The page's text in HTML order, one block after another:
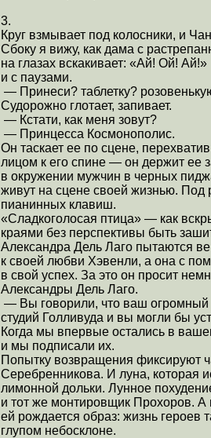
3.
Круг взмывает под колосники, и
Сбоку я вижу, как дама с
на глазах вскакивает: «Ай! Ой!
и с паузами.
— Принеси? таблетку?
Судорожно глотает, запивает.
— Кстати, как меня зовут?
— Принцесса Космонополис.
Он таскает ее по сцене,
лицом к его спине — он держит ее
в окружении мужчин в черных
живут на сцене своей жизнью. Под
пианинных клавиш.
«Сладкоголосая птица» — как
краями без перспективы быть
Александра Дель Лаго пытаются
к своей любви Хэвенли, а она с
в свой успех. За это он просит
Александры Дель Лаго.
— Вы говорили, что ваш огромный
студий Голливуда и вы могли бы
Когда мы впервые остались в
и мы подписали их.
Попытку возвращения фиксируют
Серебренникова. И луна, которая
лимонной дольки. Лунное
и тот же монтировщик Прохоров. А
ей рождается образ: жизнь героев
глупом небосклоне.